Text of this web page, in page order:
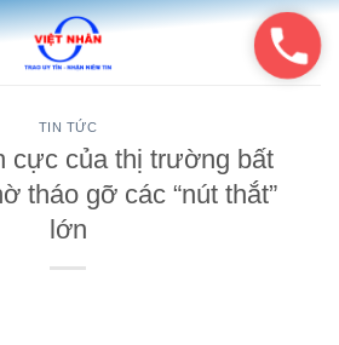
TIN TỨC
cực của thị trường bất
tháo gỡ các “nút thắt”
lớn